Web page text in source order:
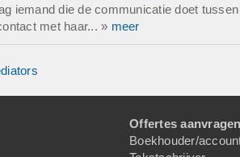
iemand die de communicatie doet
met haar... » meer
Offertes aanvragen
Boekhouder/